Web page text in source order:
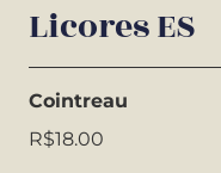
Licores ES
Cointreau
R$18.00